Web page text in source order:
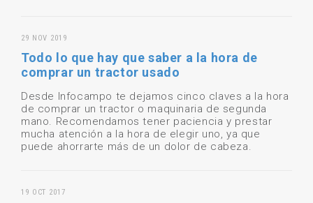
29 NOV 2019
Todo lo que hay que saber a la hora de
comprar un tractor usado
Desde Infocampo te dejamos cinco claves a la hora
de comprar un tractor o maquinaria de segunda
mano. Recomendamos tener paciencia y prestar
mucha atención a la hora de elegir uno, ya que
puede ahorrarte más de un dolor de cabeza.
19 OCT 2017